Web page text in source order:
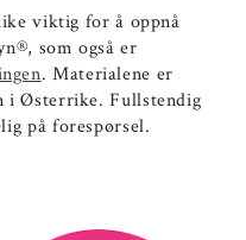
viktig for å oppnå
som også er
. Materialene er
i Østerrike. Fullstendig
på forespørsel.